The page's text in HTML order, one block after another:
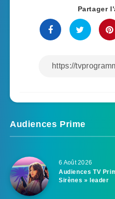
Partager
Audiences Prime
6 Août 2026
Audiences TV
Sirènes » leader